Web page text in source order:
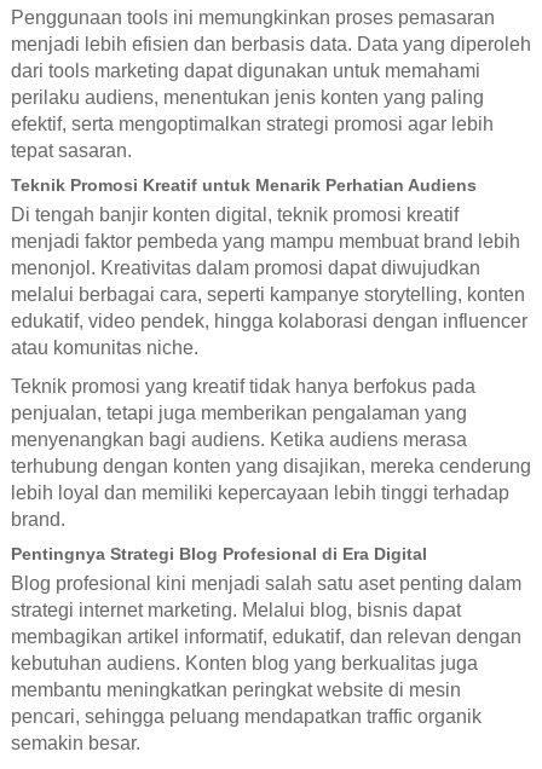
Penggunaan tools ini memungkinkan proses pemasaran
menjadi lebih efisien dan berbasis data. Data yang diperoleh
dari tools marketing dapat digunakan untuk memahami
perilaku audiens, menentukan jenis konten yang paling
efektif, serta mengoptimalkan strategi promosi agar lebih
tepat sasaran.
Teknik Promosi Kreatif untuk Menarik Perhatian Audiens
Di tengah banjir konten digital, teknik promosi kreatif
menjadi faktor pembeda yang mampu membuat brand lebih
menonjol. Kreativitas dalam promosi dapat diwujudkan
melalui berbagai cara, seperti kampanye storytelling, konten
edukatif, video pendek, hingga kolaborasi dengan influencer
atau komunitas niche.
Teknik promosi yang kreatif tidak hanya berfokus pada
penjualan, tetapi juga memberikan pengalaman yang
menyenangkan bagi audiens. Ketika audiens merasa
terhubung dengan konten yang disajikan, mereka cenderung
lebih loyal dan memiliki kepercayaan lebih tinggi terhadap
brand.
Pentingnya Strategi Blog Profesional di Era Digital
Blog profesional kini menjadi salah satu aset penting dalam
strategi internet marketing. Melalui blog, bisnis dapat
membagikan artikel informatif, edukatif, dan relevan dengan
kebutuhan audiens. Konten blog yang berkualitas juga
membantu meningkatkan peringkat website di mesin
pencari, sehingga peluang mendapatkan traffic organik
semakin besar.